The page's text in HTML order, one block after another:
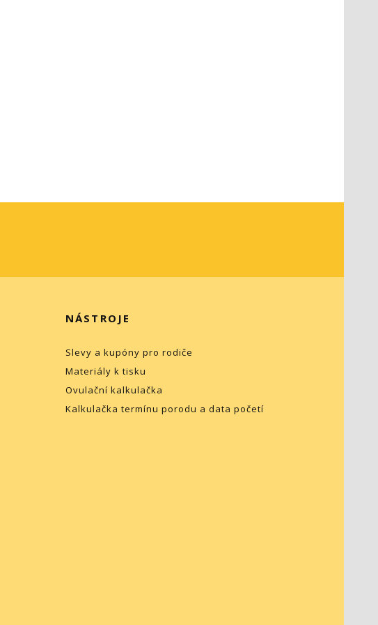
NÁSTROJE
Slevy a kupóny pro rodiče
Materiály k tisku
Ovulační kalkulačka
Kalkulačka termínu porodu a data početí